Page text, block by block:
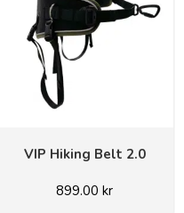
VIP Hiking Belt 2.0
899.00 kr